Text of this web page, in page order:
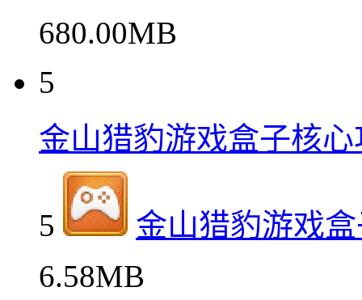
680.00MB
5
金山猎豹游戏盒子核
5
金山猎豹游戏
6.58MB